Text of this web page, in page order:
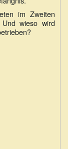
extern)
im Zweiten
wieso wird